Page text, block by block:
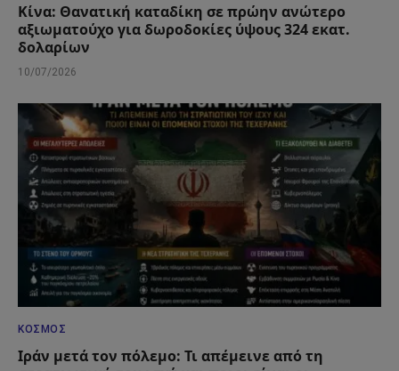
Κίνα: Θανατική καταδίκη σε πρώην ανώτερο
αξιωματούχο για δωροδοκίες ύψους 324 εκατ.
δολαρίων
10/07/2026
ΚΌΣΜΟΣ
Ιράν μετά τον πόλεμο: Τι απέμεινε από τη